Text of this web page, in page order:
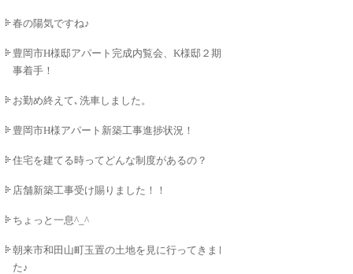
春の陽気ですね♪
豊岡市H様邸アパート完成内覧会、K様邸２期工
事着手！
お勤め終えて､洗車しました。
豊岡市H様アパート新築工事進捗状況！
住宅を建てる時ってどんな制度があるの？
店舗新築工事受け賜りました！！
ちょっと一息^_^
朝来市和田山町玉置の土地を見に行ってきまし
た♪